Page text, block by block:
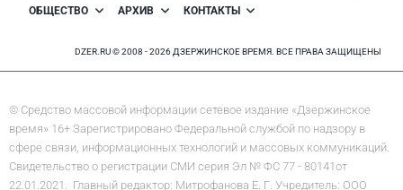
ОБЩЕСТВО
АРХИВ КОНТАКТЫ
DZER.RU © 2008 - 2026 ДЗЕРЖИНСКОЕ ВРЕМЯ. ВСЕ ПРАВА ЗАЩИЩЕНЫ
© Средство массовой информации сетевое издание «Дзержинское
время» 16+ Зарегистрировано Федеральной службой по надзору в
сфере связи, информационных технологий и массовых коммуникаций.
Свидетельство о регистрации СМИ серия Эл № ФС 77 - 80141от
22.01.2021. Главный редактор: Митрофанова Е. Г. Учредитель: ООО